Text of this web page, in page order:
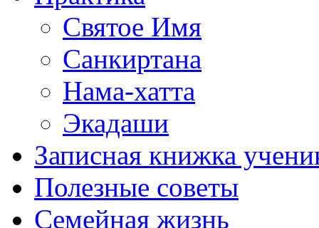
Святое Имя
Санкиртана
Нама-хатта
Экадаши
Записная книжка
Полезные советы
Семейная жизнь